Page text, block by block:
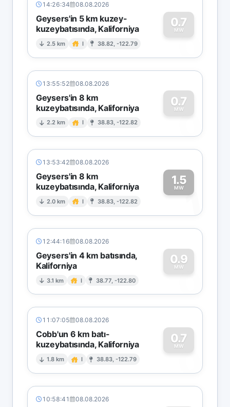
14:26:34 08.08.2026
Geysers'in 5 km kuzey-
kuzeybatısında, Kaliforniya
2.5 km I 38.82, -122.79
0.7
MW
0
13:55:52 08.08.2026
Geysers'in 8 km
kuzeybatısında, Kaliforniya
2.2 km I 38.83, -122.82
0.7
MW
0
13:53:42 08.08.2026
Geysers'in 8 km
kuzeybatısında, Kaliforniya
2.0 km I 38.83, -122.82
1.5
MW1
12:44:16 08.08.2026
Geysers'in 4 km batısında,
Kaliforniya
3.1 km I 38.77, -122.80
0.9
MW
0
11:07:05 08.08.2026
Cobb'un 6 km batı-
kuzeybatısında, Kaliforniya
1.8 km I 38.83, -122.79
0.7
MW
0
10:58:41 08.08.2026